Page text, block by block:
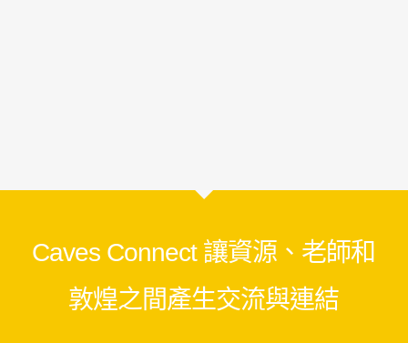
Caves Connect 讓資源、老師和
敦煌之間產生交流與連結